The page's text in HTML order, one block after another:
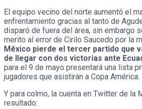
El equipo vecino del norte aumentó el
enfrentamiento gracias al tanto de
disparó de fuera del área, sin embargo
merito al error de Cirilo Saucedo por la
México pierde el tercer partido que
de llegar con dos victorias ante
para el 9 de mayo presentará una lista
jugadores que asistirán a Copa América.
Y para colmo, la cuenta en Twitter de la
resultado: